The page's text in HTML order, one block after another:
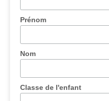
Prénom
Nom
Classe de l'enfant